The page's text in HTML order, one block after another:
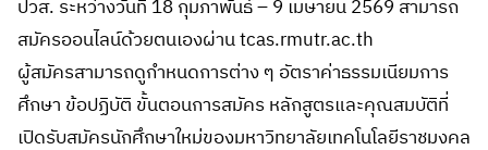
ปวส. ระหว่างวันที่ 18 กุมภาพันธ์ – 9 เมษายน 2569 สามารถ
สมัครออนไลน์ด้วยตนเองผ่าน tcas.rmutr.ac.th
ผู้สมัครสามารถดูกำหนดการต่าง ๆ อัตราค่าธรรมเนียมการ
ศึกษา ข้อปฏิบัติ ขั้นตอนการสมัคร หลักสูตรและคุณสมบัติที่
เปิดรับสมัครนักศึกษาใหม่ของมหาวิทยาลัยเทคโนโลยีราชมงคล